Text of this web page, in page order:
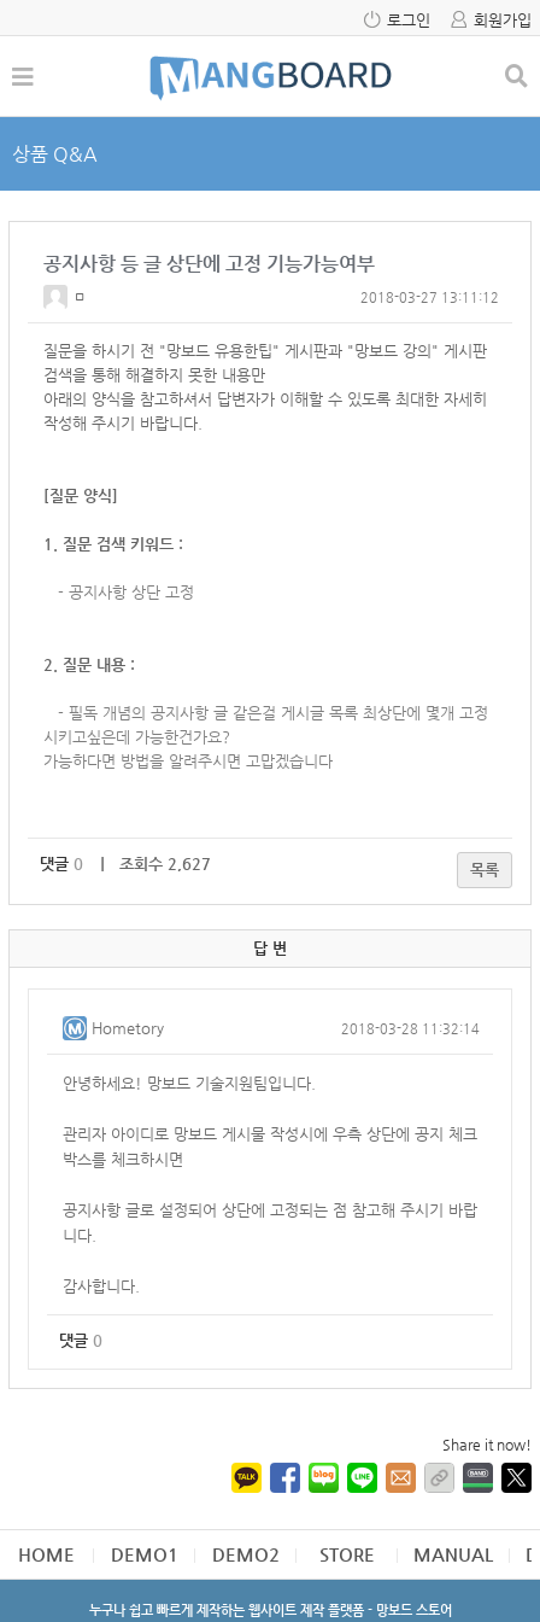
로그인 회원가입
상품 Q&A
공지사항 등 글 상단에 고정 기능가능여부
ㅁ 2018-03-27 13:11:12
질문을 하시기 전 "망보드 유용한팁" 게시판과 "망보드 강의" 게시판
검색을 통해 해결하지 못한 내용만
아래의 양식을 참고하셔서 답변자가 이해할 수 있도록 최대한 자세히
작성해 주시기 바랍니다.
[질문 양식]
1. 질문 검색 키워드 :
- 공지사항 상단 고정
2. 질문 내용 :
- 필독 개념의 공지사항 글 같은걸 게시글 목록 최상단에 몇개 고정
시키고싶은데 가능한건가요?
가능하다면 방법을 알려주시면 고맙겠습니다
댓글 0 ｜ 조회수 2,627 목록
답 변
Hometory 2018-03-28 11:32:14
안녕하세요! 망보드 기술지원팀입니다.
관리자 아이디로 망보드 게시물 작성시에 우측 상단에 공지 체크
박스를 체크하시면
공지사항 글로 설정되어 상단에 고정되는 점 참고해 주시기 바랍
니다.
감사합니다.
댓글 0
Share it now!
HOME DEMO1 DEMO2 STORE MANUAL
누구나 쉽고 빠르게 제작하는 웹사이트 제작 플랫폼 - 망보드 스토어